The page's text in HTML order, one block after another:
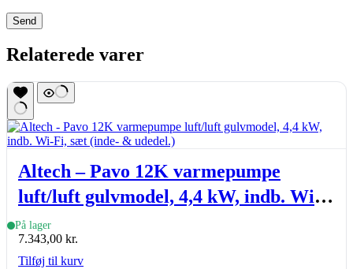
Send
Relaterede varer
Altech – Pavo 12K varmepumpe
luft/luft gulvmodel, 4,4 kW, indb. Wi-
Fi, sæt (inde- & udedel.)
På lager
7.343,00 kr.
Tilføj til kurv